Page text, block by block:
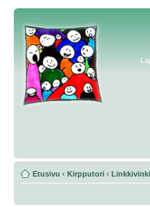
Etusivu ‹ Kirpputori ‹